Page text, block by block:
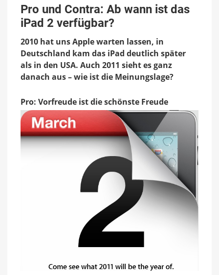
und
Contra:
Ab
ist
das
iPad
2
verfügbar?
Pro und Contra: Ab wann ist das
iPad 2 verfügbar?
2010 hat uns Apple warten lassen, in
Deutschland kam das iPad deutlich später
als in den USA. Auch 2011 sieht es ganz
danach aus – wie ist die Meinungslage?
Pro: Vorfreude ist die schönste Freude